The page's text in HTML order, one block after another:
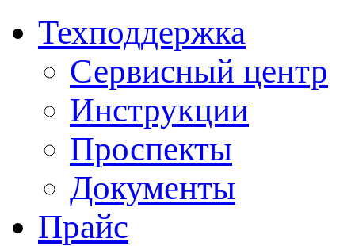
Техподдержка
Сервисный центр
Инструкции
Проспекты
Документы
Прайс